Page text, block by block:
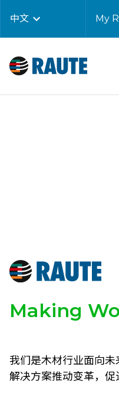
中文 My
Making
我们是木材行业面向
解决方案推动变革，促